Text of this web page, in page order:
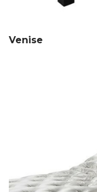
Venise